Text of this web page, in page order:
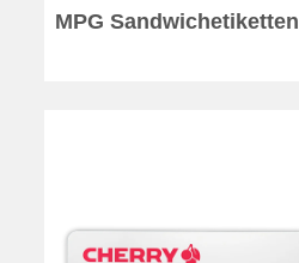
MPG Sandwichetiketten